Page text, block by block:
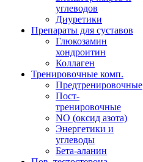
углеводов
Диуретики
Препараты для суставов
Глюкозамин
хондроитин
Коллаген
Тренировочные комп.
Предтренировочные
Пост-
тренировочные
NO (оксид азота)
Энергетики и
углеводы
Бета-аланин